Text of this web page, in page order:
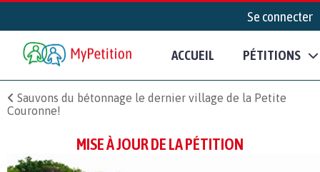
Se connecter
ACCUEIL PÉTITIONS
Sauvons du bétonnage le dernier village de la Petite
Couronne!
MISE À JOUR DE LA PÉTITION